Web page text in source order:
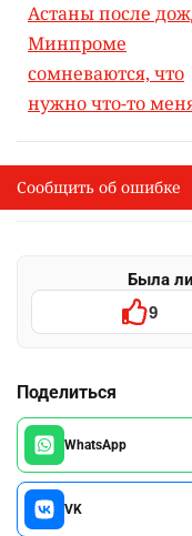
Астаны после
Минпроме
сомневаются, что
нужно что-то
I
Сообщить об опечатке
Выделите фрагмент и
Была
9
Поделиться
WhatsApp
VK
Сообщить об ошибке